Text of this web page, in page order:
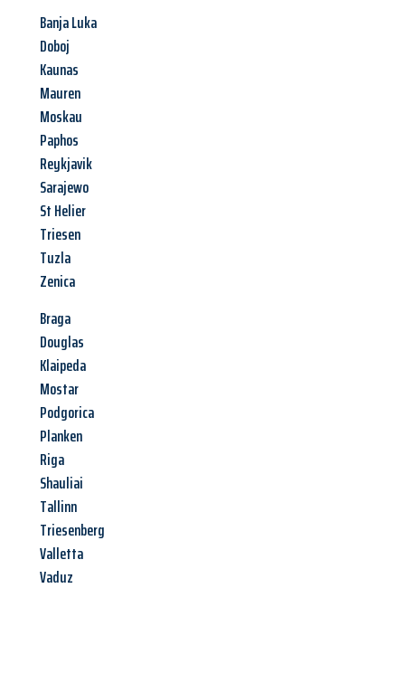
Banja Luka
Doboj
Kaunas
Mauren
Moskau
Paphos
Reykjavik
Sarajewo
St Helier
Triesen
Tuzla
Zenica
Braga
Douglas
Klaipeda
Mostar
Podgorica
Planken
Riga
Shauliai
Tallinn
Triesenberg
Valletta
Vaduz